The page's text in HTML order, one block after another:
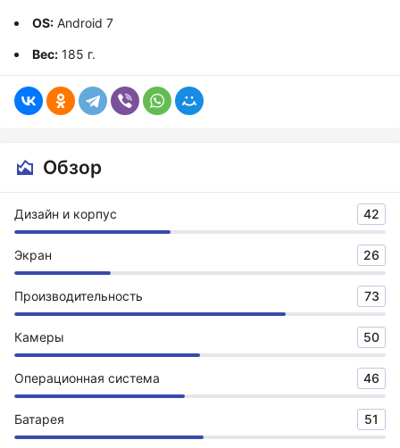
OS: Android 7
Вес: 185 г.
Обзор
Дизайн и корпус 42
Экран 26
Производительность 73
Камеры 50
Операционная система 46
Батарея 51